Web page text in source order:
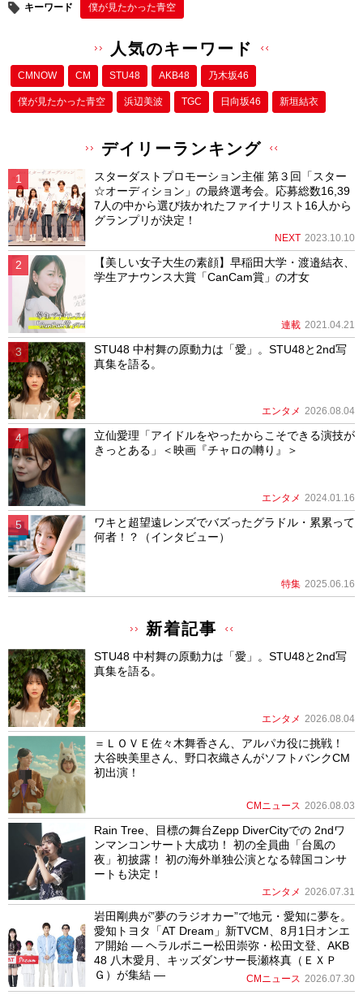
キーワード 僕が⾒たかった⻘空
人気のキーワード
CMNOW CM STU48 AKB48 乃木坂46
僕が⾒たかった⻘空 浜辺美波 TGC 日向坂46 新垣結衣
デイリーランキング
スターダストプロモーション主催 第３回「スター
☆オーディション」の最終選考会。応募総数16,39
7人の中から選び抜かれたファイナリスト16人から
グランプリが決定！
NEXT 2023.10.10
【美しい女子大生の素顔】早稲田大学・渡邉結衣、
学生アナウンス大賞「CanCam賞」の才女
連載 2021.04.21
STU48 中村舞の原動力は「愛」。STU48と2nd写
真集を語る。
エンタメ 2026.08.04
立仙愛理「アイドルをやったからこそできる演技が
きっとある」＜映画『チャロの囀り』＞
エンタメ 2024.01.16
ワキと超望遠レンズでバズったグラドル・累累って
何者！？（インタビュー）
特集 2025.06.16
新着記事
STU48 中村舞の原動力は「愛」。STU48と2nd写
真集を語る。
エンタメ 2026.08.04
＝ＬＯＶＥ佐々木舞香さん、アルパカ役に挑戦！
大谷映美里さん、野口衣織さんがソフトバンクCM
初出演！
CMニュース 2026.08.03
Rain Tree、目標の舞台Zepp DiverCityでの 2ndワ
ンマンコンサート大成功！ 初の全員曲「台風の
夜」初披露！ 初の海外単独公演となる韓国コンサ
ートも決定！
エンタメ 2026.07.31
岩田剛典が”夢のラジオカー”で地元・愛知に夢を。
愛知トヨタ「AT Dream」新TVCM、8月1日オンエ
ア開始 ― ヘラルボニー松田崇弥・松田文登、AKB
48 八木愛月、キッズダンサー長瀬柊真（ＥＸＰ
Ｇ）が集結 ―
CMニュース 2026.07.30